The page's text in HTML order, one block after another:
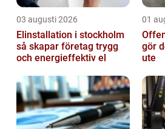
03 augusti 2026
Elinstallation i stockholm
så skapar företag trygg
och energieffektiv el
01
gör
ute